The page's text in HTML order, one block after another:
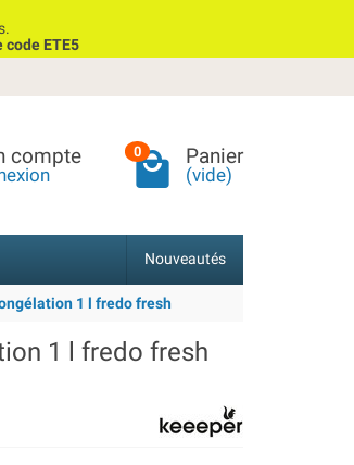
code ETE5
compte 0 Panier
(vide)
Nouveautés
1 l fredo fresh
1 l fredo fresh